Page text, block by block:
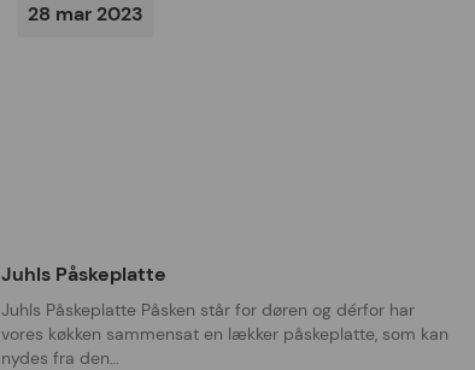
28 mar 2023
Juhls Påskeplatte
Juhls Påskeplatte Påsken står for døren og dérfor har
vores køkken sammensat en lækker påskeplatte, som kan
nydes fra den…